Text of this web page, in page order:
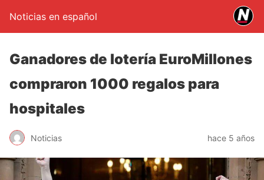
Noticias en español
Ganadores de lotería EuroMillones
compraron 1000 regalos para
hospitales
Noticias hace 5 años